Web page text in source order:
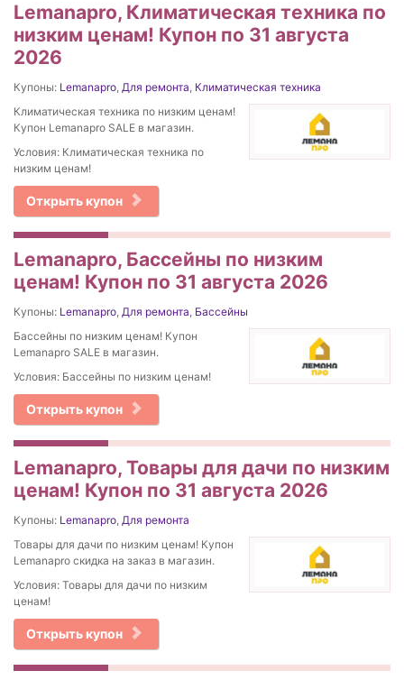
Lemanapro, Климатическая техника по
низким ценам! Купон по 31 августа
2026
Купоны: Lemanapro, Для ремонта, Климатическая техника
Климатическая техника по низким ценам!
Купон Lemanapro SALE в магазин.
Условия: Климатическая техника по
низким ценам!
Открыть купон
Lemanapro, Бассейны по низким
ценам! Купон по 31 августа 2026
Купоны: Lemanapro, Для ремонта, Бассейны
Бассейны по низким ценам! Купон
Lemanapro SALE в магазин.
Условия: Бассейны по низким ценам!
Открыть купон
Lemanapro, Товары для дачи по низким
ценам! Купон по 31 августа 2026
Купоны: Lemanapro, Для ремонта
Товары для дачи по низким ценам! Купон
Lemanapro скидка на заказ в магазин.
Условия: Товары для дачи по низким
ценам!
Открыть купон